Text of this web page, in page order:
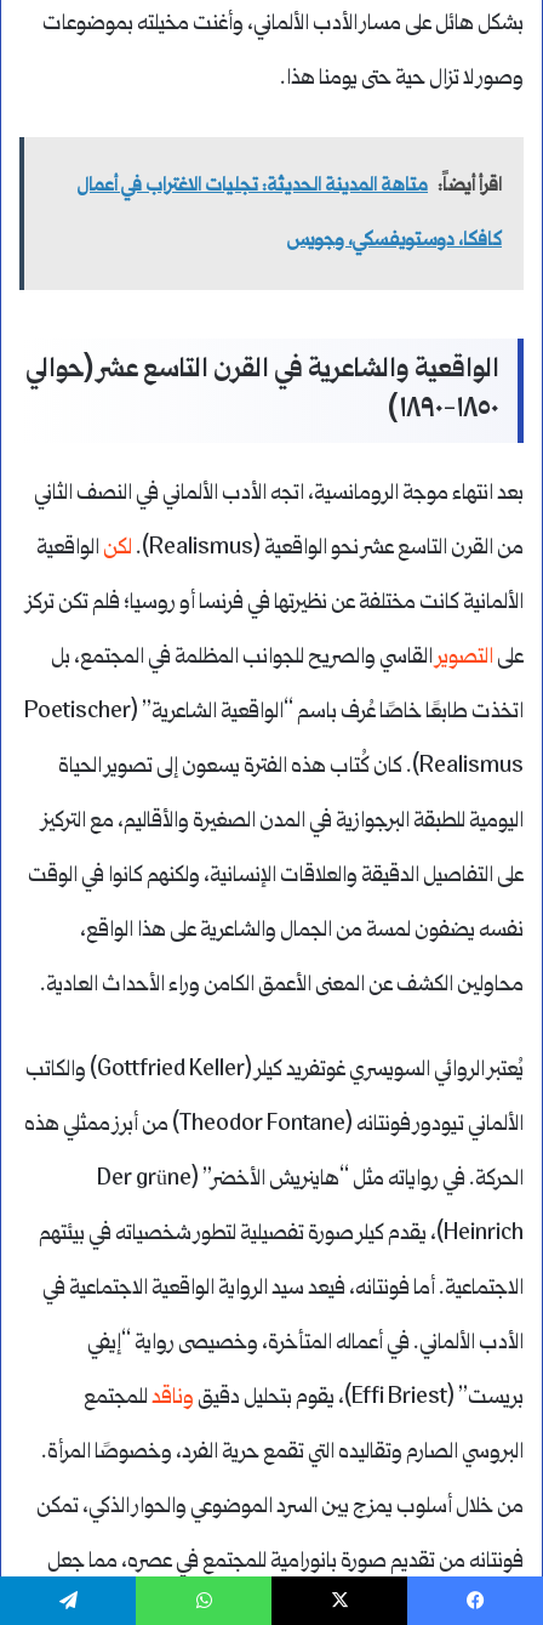
بشكل هائل على مسار الأدب الألماني، وأغنت مخيلته بموضوعات
وصور لا تزال حية حتى يومنا هذا.
اقرأ أيضاً: متاهة المدينة الحديثة: تجليات الاغتراب في أعمال
كافكا، دوستويفسكي، وجويس
الواقعية والشاعرية في القرن التاسع عشر (حوالي
١٨٥٠-١٨٩٠)
بعد انتهاء موجة الرومانسية، اتجه الأدب الألماني في النصف الثاني
من القرن التاسع عشر نحو الواقعية (Realismus).
لكن الواقعية
الألمانية كانت مختلفة عن نظيرتها في فرنسا أو روسيا؛ فلم تكن تركز
على التصويرالقاسي والصريح للجوانب المظلمة في المجتمع، بل
اتخذت طابعًا خاصًا عُرف باسم “الواقعية الشاعرية” (Poetischer
Realismus). كان كُتاب هذه الفترة يسعون إلى تصوير الحياة
اليومية للطبقة البرجوازية في المدن الصغيرة والأقاليم، مع التركيز
على التفاصيل الدقيقة والعلاقات الإنسانية، ولكنهم كانوا في الوقت
نفسه يضفون لمسة من الجمال والشاعرية على هذا الواقع،
محاولين الكشف عن المعنى الأعمق الكامن وراء الأحداث العادية.
يُعتبر الروائي السويسري غوتفريد كيلر (Gottfried Keller) والكاتب
الألماني تيودور فونتانه (Theodor Fontane) من أبرز ممثلي هذه
الحركة. في رواياته مثل “هاينريش الأخضر” (Der grüne
Heinrich)، يقدم كيلر صورة تفصيلية لتطور شخصياته في بيئتهم
الاجتماعية. أما فونتانه، فيعد سيد الرواية الواقعية الاجتماعية في
الأدب الألماني. في أعماله المتأخرة، وخصيصى رواية “إيفي
بريست” (Effi Briest)، يقوم بتحليل دقيق
وناقدللمجتمع
البروسي الصارم وتقاليده التي تقمع حرية الفرد، وخصوصًا المرأة.
من خلال أسلوب يمزج بين السرد الموضوعي والحوار الذكي، تمكن
فونتانه من تقديم صورة بانورامية للمجتمع في عصره، مما جعل
أعماله علامات فارقة في تاريخ الرواية الألمانية.